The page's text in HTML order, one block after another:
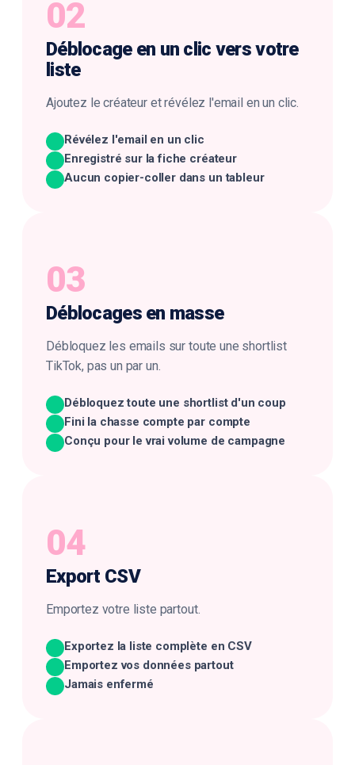
02
Déblocage en un clic vers votre
liste
Ajoutez le créateur et révélez l'email en un clic.
Révélez l'email en un clic
Enregistré sur la fiche créateur
Aucun copier-coller dans un tableur
03
Déblocages en masse
Débloquez les emails sur toute une shortlist
TikTok, pas un par un.
Débloquez toute une shortlist d'un coup
Fini la chasse compte par compte
Conçu pour le vrai volume de campagne
04
Export CSV
Emportez votre liste partout.
Exportez la liste complète en CSV
Emportez vos données partout
Jamais enfermé